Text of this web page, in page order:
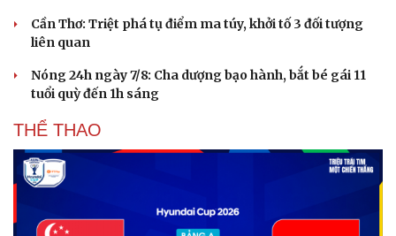
Văn hóa
Sân khấu - Điện ảnh
Văn học
Di sản
Cần Thơ: Triệt phá tụ điểm ma túy, khởi tố 3 đối tượng
liên quan
Nóng 24h ngày 7/8: Cha dượng bạo hành, bắt bé gái 11
tuổi quỳ đến 1h sáng
THỂ THAO